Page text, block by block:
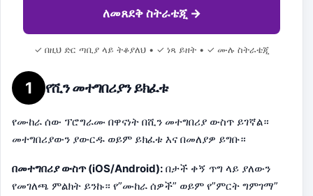
ለመጸደቅ ስትራቴጂ →
✓ በዚህ ድር ጣቢያ ላይ ትቆያለህ • ✓ ነጻ ይዘት • ✓ ሙሉ ስትራቴጂ
1 የሺን መተግበሪያን ይክፈቱ
የሙከራ ሰው ፕሮግራሙ በዋናነት በሺን መተግበሪያ ውስጥ ይገኛል።
መተግበሪያውን ያውርዱ ወይም ይክፈቱ እና በመለያዎ ይግቡ።
በመተግበሪያ ውስጥ (iOS/Android): በታች ቀኝ ጥግ ላይ ያለውን
የመገለጫ ምልክት ይንኩ። የ”ሙከራ ሰዎች” ወይም የ”ምርት ግምገማ”